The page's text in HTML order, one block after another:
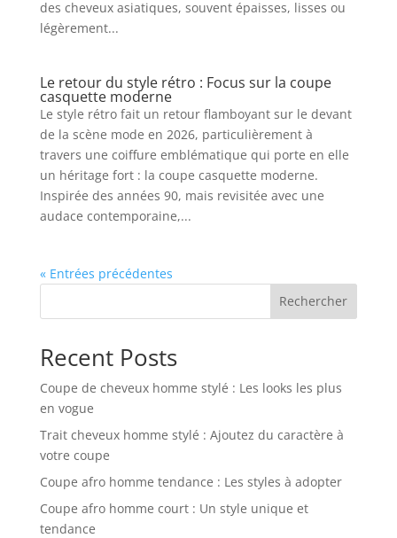
des cheveux asiatiques, souvent épaisses, lisses ou
légèrement...
Le retour du style rétro : Focus sur la coupe
casquette moderne
Le style rétro fait un retour flamboyant sur le devant
de la scène mode en 2026, particulièrement à
travers une coiffure emblématique qui porte en elle
un héritage fort : la coupe casquette moderne.
Inspirée des années 90, mais revisitée avec une
audace contemporaine,...
« Entrées précédentes
Rechercher
Recent Posts
Coupe de cheveux homme stylé : Les looks les plus
en vogue
Trait cheveux homme stylé : Ajoutez du caractère à
votre coupe
Coupe afro homme tendance : Les styles à adopter
Coupe afro homme court : Un style unique et
tendance